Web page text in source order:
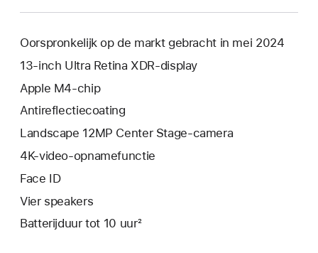
Oorspronkelijk op de markt gebracht in mei 2024
13‑inch Ultra Retina XDR-display
Apple M4‑chip
Anti­reflectie­­­coating
Landscape 12MP Center Stage-camera
4K-video-opnamefunctie
Face ID
Vier speakers
Batterijduur tot 10 uur²